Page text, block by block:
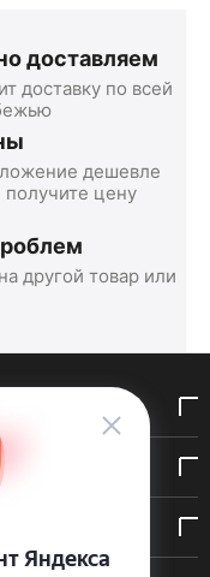
доставляем
доставку по всей
дешевле
цену
другой товар или